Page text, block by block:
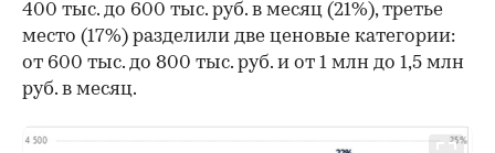
400 тыс. до 600 тыс. руб. в месяц (21%), третье
место (17%) разделили две ценовые категории:
от 600 тыс. до 800 тыс. руб. и от 1 млн до 1,5 млн
руб. в месяц.